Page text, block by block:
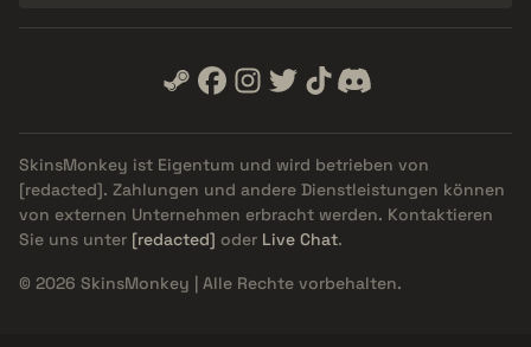
SkinsMonkey ist Eigentum und wird betrieben von
[redacted]. Zahlungen und andere Dienstleistungen können
von externen Unternehmen erbracht werden. Kontaktieren
Sie uns unter [redacted] oder Live Chat.
© 2026 SkinsMonkey | Alle Rechte vorbehalten.